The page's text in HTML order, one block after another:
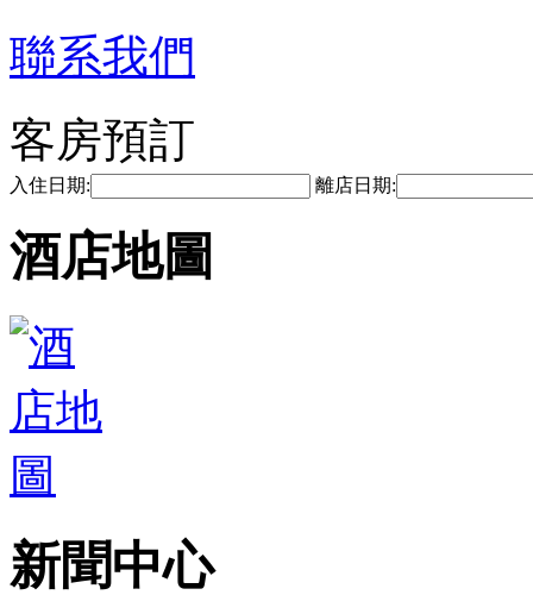
聯系我們
客房預訂
入住日期: 離店日期:
酒店地圖
新聞中心